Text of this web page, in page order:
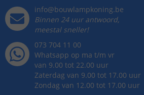
info@bouwlampkoning.be
Binnen 24 uur antwoord,
meestal sneller!
073 704 11 00
Whatsapp op ma t/m vr
van 9.00 tot 22.00 uur
Zaterdag van 9.00 tot 17.00 uur
Zondag van 12.00 tot 17.00 uur